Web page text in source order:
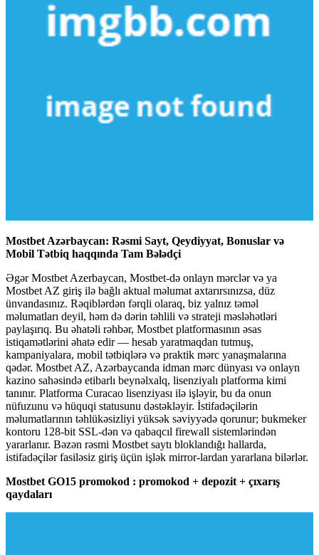
Mostbet Azərbaycan: Rəsmi Sayt, Qeydiyyat, Bonuslar və
Mobil Tətbiq haqqında Tam Bələdçi
Əgər Mostbet Azerbaycan, Mostbet-də onlayn mərclər və ya
Mostbet AZ giriş ilə bağlı aktual məlumat axtarırsınızsa, düz
ünvandasınız. Rəqiblərdən fərqli olaraq, biz yalnız təməl
məlumatları deyil, həm də dərin təhlili və strateji məsləhətləri
paylaşırıq. Bu əhatəli rəhbər, Mostbet platformasının əsas
istiqamətlərini əhatə edir — hesab yaratmaqdan tutmuş,
kampaniyalara, mobil tətbiqlərə və praktik mərc yanaşmalarına
qədər. Mostbet AZ, Azərbaycanda idman mərc dünyası və onlayn
kazino sahəsində etibarlı beynəlxalq, lisenziyalı platforma kimi
tanınır. Platforma Curacao lisenziyası ilə işləyir, bu da onun
nüfuzunu və hüquqi statusunu dəstəkləyir. İstifadəçilərin
məlumatlarının təhlükəsizliyi yüksək səviyyədə qorunur; bukmeker
kontoru 128-bit SSL-dən və qabaqcıl firewall sistemlərindən
yararlanır. Bəzən rəsmi Mostbet saytı bloklandığı hallarda,
istifadəçilər fasiləsiz giriş üçün işlək mirror-lardan yararlana bilərlər.
Mostbet GO15 promokod : promokod + depozit + çıxarış
qaydaları